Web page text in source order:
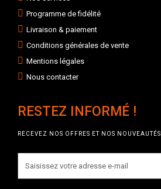
Programme de fidélité
Livraison & paiement
Conditions générales de vente
Mentions légales
Nous contacter
RESTEZ INFORMÉ !
RECEVEZ NOS OFFRES ET NOS NOUVEAUTÉS